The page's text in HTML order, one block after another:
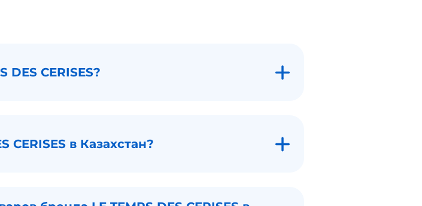
CERISES?
CERISES в Казахстан?